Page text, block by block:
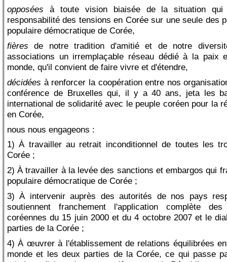
opposées à toute vision biaisée de la situation qui
responsabilité des tensions en Corée sur une seule des
populaire démocratique de Corée,
fièresde notre tradition d'amitié et de notre
associations un irremplaçable réseau dédié à la paix
monde, qu'il convient de faire vivre et d'étendre,
décidées à renforcer la coopération entre nos
conférence de Bruxelles qui, il y a 40 ans, jeta les
international de solidarité avec le peuple coréen pour la
en Corée,
nous nous engageons :
1) À travailler au retrait inconditionnel de toutes les
Corée ;
2) À travailler à la levée des sanctions et embargos qui
populaire démocratique de Corée ;
3) À intervenir auprès des autorités de nos pays
soutiennent franchement l'application complète
coréennes du 15 juin 2000 et du 4 octobre 2007 et le
parties de la Corée ;
4) À œuvrer à l'établissement de relations équilibrées
monde et les deux parties de la Corée, ce qui passe